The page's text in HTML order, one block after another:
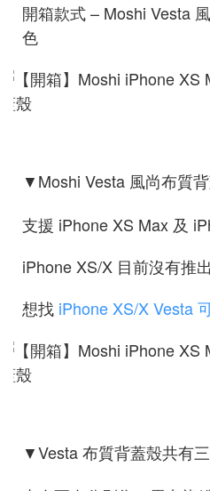
開箱款式 – Moshi Vesta
色
▼ Moshi Vesta 風尚布質
支援 iPhone XS Max 及
iPhone XS/X 目前沒有推
想找 iPhone XS/X Vesta
▼ Vesta 布質背蓋殼共有